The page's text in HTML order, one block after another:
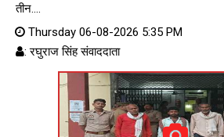
तीन....
Thursday 06-08-2026 5:35 PM
: रघुराज सिंह संवाददाता